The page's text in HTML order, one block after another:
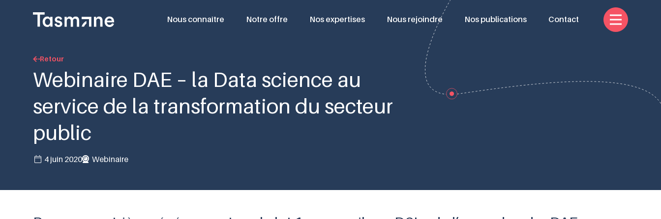
Nous connaître Notre offre Nos expertises Nous rejoindre Nos publications Contact
Retour
Webinaire DAE – la Data science au
service de la transformation du secteur
public
4 juin 2020 Webinaire